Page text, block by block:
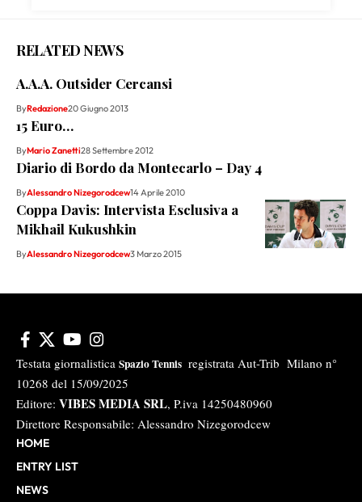
RELATED NEWS
A.A.A. Outsider Cercansi
ByRedazione20 Giugno 2013
15 Euro…
ByMario Zanetti28 Settembre 2012
Diario di Bordo da Montecarlo – Day 4
ByAlessandro Nizegorodcew14 Aprile 2010
Coppa Davis: Intervista Esclusiva a
Mikhail Kukushkin
ByAlessandro Nizegorodcew3 Marzo 2015
Testata giornalistica Spazio Tennis registrata Aut-Trib Milano n°
10268 del 15/09/2025
Editore: VIBES MEDIA SRL, P.iva 14250480960
Direttore Responsabile: Alessandro Nizegorodcew
HOME
ENTRY LIST
NEWS